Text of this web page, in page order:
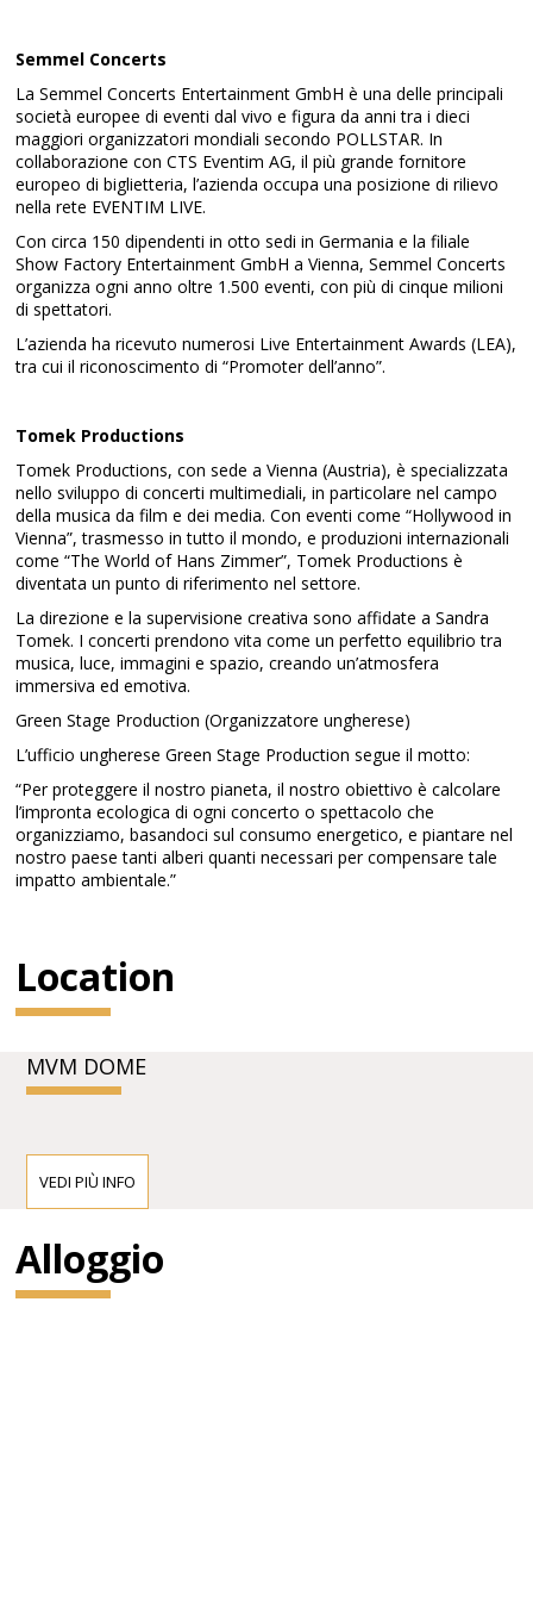
Semmel Concerts
La Semmel Concerts Entertainment GmbH è una delle principali
società europee di eventi dal vivo e figura da anni tra i dieci
maggiori organizzatori mondiali secondo POLLSTAR. In
collaborazione con CTS Eventim AG, il più grande fornitore
europeo di biglietteria, l’azienda occupa una posizione di rilievo
nella rete EVENTIM LIVE.
Con circa 150 dipendenti in otto sedi in Germania e la filiale
Show Factory Entertainment GmbH a Vienna, Semmel Concerts
organizza ogni anno oltre 1.500 eventi, con più di cinque milioni
di spettatori.
L’azienda ha ricevuto numerosi Live Entertainment Awards (LEA),
tra cui il riconoscimento di “Promoter dell’anno”.
Tomek Productions
Tomek Productions, con sede a Vienna (Austria), è specializzata
nello sviluppo di concerti multimediali, in particolare nel campo
della musica da film e dei media. Con eventi come “Hollywood in
Vienna”, trasmesso in tutto il mondo, e produzioni internazionali
come “The World of Hans Zimmer”, Tomek Productions è
diventata un punto di riferimento nel settore.
La direzione e la supervisione creativa sono affidate a Sandra
Tomek. I concerti prendono vita come un perfetto equilibrio tra
musica, luce, immagini e spazio, creando un’atmosfera
immersiva ed emotiva.
Green Stage Production (Organizzatore ungherese)
L’ufficio ungherese Green Stage Production segue il motto:
“Per proteggere il nostro pianeta, il nostro obiettivo è calcolare
l’impronta ecologica di ogni concerto o spettacolo che
organizziamo, basandoci sul consumo energetico, e piantare nel
nostro paese tanti alberi quanti necessari per compensare tale
impatto ambientale.”
Location
MVM DOME
VEDI PIÙ INFO
Alloggio